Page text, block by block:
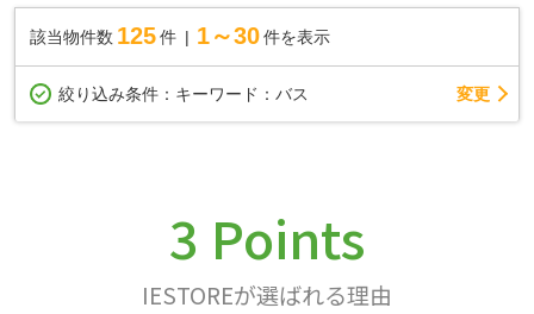
該当物件数 125件 1～30 件を表示
絞り込み条件： キーワード：バス 変更
3 Points
IESTOREが選ばれる理由